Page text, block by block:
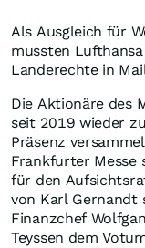
Als Ausgleich für
mussten
Landerechte in
Die Aktionäre des
seit 2019 wieder
Präsenz
Frankfurter Messe
für den
von Karl Gernandt
Finanzchef
Teyssen dem